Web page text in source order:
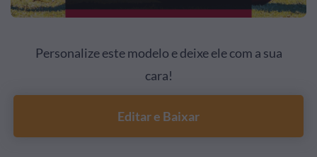
Personalize este modelo e deixe ele com a sua
cara!
Editar e Baixar